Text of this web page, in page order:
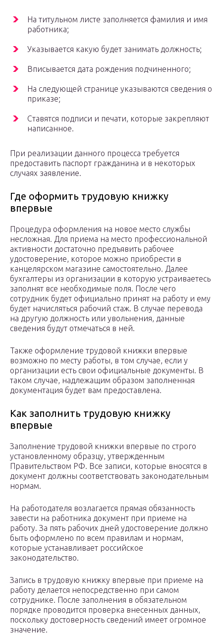
На титульном листе заполняется фамилия и имя
работника;
Указывается какую будет занимать должность;
Вписывается дата рождения подчиненного;
На следующей странице указываются сведения о
приказе;
Ставятся подписи и печати, которые закрепляют
написанное.
При реализации данного процесса требуется
предоставить паспорт гражданина и в некоторых
случаях заявление.
Где оформить трудовую книжку
впервые
Процедура оформления на новое место службы
несложная. Для приема на место профессиональной
активности достаточно предъявить рабочее
удостоверение, которое можно приобрести в
канцелярском магазине самостоятельно. Далее
бухгалтеры из организации в которую устраиваетесь
заполнят все необходимые поля. После чего
сотрудник будет официально принят на работу и ему
будет начисляться рабочий стаж. В случае перевода
на другую должность или увольнения, данные
сведения будут отмечаться в ней.
Также оформление трудовой книжки впервые
возможно по месту работы, в том случае, если у
организации есть свои официальные документы. В
таком случае, надлежащим образом заполненная
документация будет вам предоставлена.
Как заполнить трудовую книжку
впервые
Заполнение трудовой книжки впервые по строго
установленному образцу, утвержденным
Правительством РФ. Все записи, которые вносятся в
документ должны соответствовать законодательным
нормам.
На работодателя возлагается прямая обязанность
завести на работника документ при приеме на
работу. За пять рабочих дней удостоверение должно
быть оформлено по всем правилам и нормам,
которые устанавливает российское
законодательство.
Запись в трудовую книжку впервые при приеме на
работу делается непосредственно при самом
сотруднике. После заполнения в обязательном
порядке проводится проверка внесенных данных,
поскольку достоверность сведений имеет огромное
значение.